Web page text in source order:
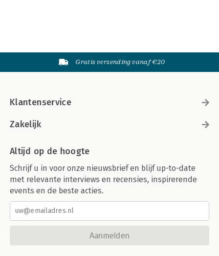
Gratis verzending vanaf €20
Klantenservice
Zakelijk
Altijd op de hoogte
Schrijf u in voor onze nieuwsbrief en blijf up-to-date
met relevante interviews en recensies, inspirerende
events en de beste acties.
Aanmelden